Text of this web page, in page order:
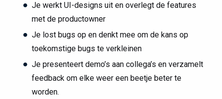
Je werkt UI-designs uit en overlegt de features
met de productowner
Je lost bugs op en denkt mee om de kans op
toekomstige bugs te verkleinen
Je presenteert demo’s aan collega’s en verzamelt
feedback om elke weer een beetje beter te
worden.